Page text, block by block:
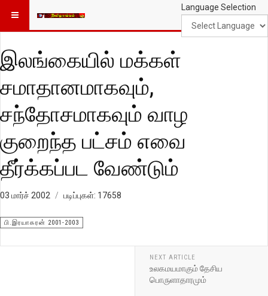
Language Selection
இலங்கையில் மக்கள்
சமாதானமாகவும்,
சந்தோசமாகவும் வாழ
குறைந்த பட்சம் எவை
தீர்க்கப்பட வேண்டும்
03 மார்ச் 2002 படிப்புகள்: 17658
பி.இரயாகரன் 2001-2003
NEXT ARTICLE
உலகமயமாகும் தேசிய
பொருளாதாரமும்